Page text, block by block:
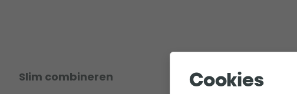
Slim combineren Cookies